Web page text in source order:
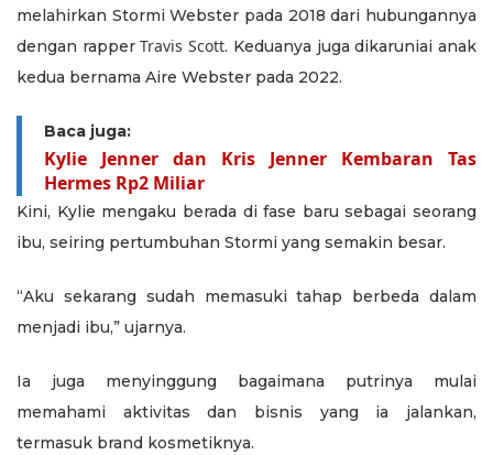
melahirkan Stormi Webster pada 2018 dari hubungannya
dengan rapperTravis Scott. Keduanya juga dikaruniai anak
kedua bernama Aire Webster pada 2022.
Baca juga:
Kylie Jenner dan Kris Jenner Kembaran Tas
Hermes Rp2 Miliar
Kini, Kylie mengaku berada di fase baru sebagai seorang
ibu, seiring pertumbuhan Stormi yang semakin besar.
“Aku sekarang sudah memasuki tahap berbeda dalam
menjadi ibu,” ujarnya.
Ia juga menyinggung bagaimana putrinya mulai
memahami aktivitas dan bisnis yang ia jalankan,
termasuk brand kosmetiknya.